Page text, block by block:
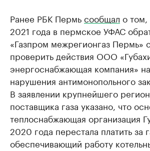
Ранее РБК Пермьсообщал о том,
2021 года в пермское УФАС
«Газпром межрегионгаз Пермь»
проверить действия ООО
энергоснабжающая компания»
нарушения антимонопольного
В заявлении крупнейшего
поставщика газа указано, что
теплоснабжающая организация
2020 года перестала платить за
обеспечивающий работу